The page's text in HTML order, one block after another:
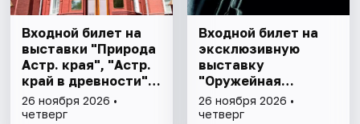
Входной билет на
выставки "Природа
Астр. края", "Астр.
край в древности",
"Заселение Астр.
края"
26 ноября 2026 •
четверг
Входной билет на
эксклюзивную
выставку
"Оружейная
комната"
26 ноября 2026 •
четверг